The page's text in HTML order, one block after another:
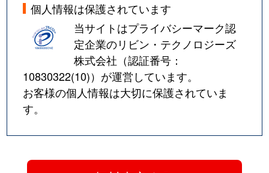
個人情報は保護されています
当サイトはプライバシーマーク認
定企業のリビン・テクノロジーズ
株式会社（認証番号：
10830322(10)）が運営しています。
お客様の個人情報は大切に保護されていま
す。